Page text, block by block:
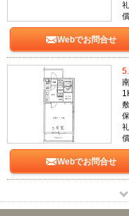
Webでお問合せ
Webでお問合せ